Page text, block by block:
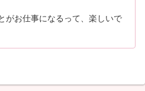
がお仕事になるって、楽しいで